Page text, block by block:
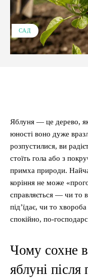
САД
Яблуня — це дерево,
юності воно дуже
розпустилися, ви
стоїть гола або з
примха природи.
коріння не може
справляється — чи то
під’їдає, чи то
спокійно, по-
Чому сохне
яблуні після